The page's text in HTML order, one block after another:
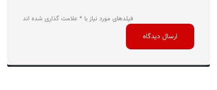
فیلدهای مورد نیاز با * علامت گذاری شده اند